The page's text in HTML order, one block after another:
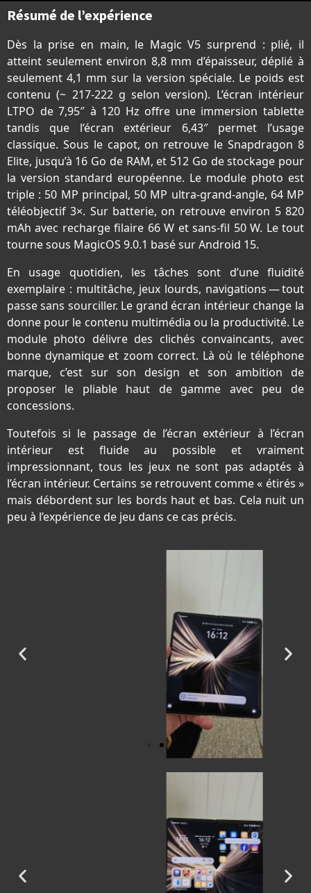
Résumé de l’expérience
Dès la prise en main, le Magic V5 surprend : plié, il
atteint seulement environ 8,8 mm d’épaisseur, déplié à
seulement 4,1 mm sur la version spéciale. Le poids est
contenu (~ 217-222 g selon version). L’écran intérieur
LTPO de 7,95″ à 120 Hz offre une immersion tablette
tandis que l’écran extérieur 6,43″ permet l’usage
classique. Sous le capot, on retrouve le Snapdragon 8
Elite, jusqu’à 16 Go de RAM, et 512 Go de stockage pour
la version standard européenne. Le module photo est
triple : 50 MP principal, 50 MP ultra-grand-angle, 64 MP
téléobjectif 3×. Sur batterie, on retrouve environ 5 820
mAh avec recharge filaire 66 W et sans-fil 50 W. Le tout
tourne sous MagicOS 9.0.1 basé sur Android 15.
En usage quotidien, les tâches sont d’une fluidité
exemplaire : multitâche, jeux lourds, navigations — tout
passe sans sourciller. Le grand écran intérieur change la
donne pour le contenu multimédia ou la productivité. Le
module photo délivre des clichés convaincants, avec
bonne dynamique et zoom correct. Là où le téléphone
marque, c’est sur son design et son ambition de
proposer le pliable haut de gamme avec peu de
concessions.
Toutefois si le passage de l’écran extérieur à l’écran
intérieur est fluide au possible et vraiment
impressionnant, tous les jeux ne sont pas adaptés à
l’écran intérieur. Certains se retrouvent comme « étirés »
mais débordent sur les bords haut et bas. Cela nuit un
peu à l’expérience de jeu dans ce cas précis.